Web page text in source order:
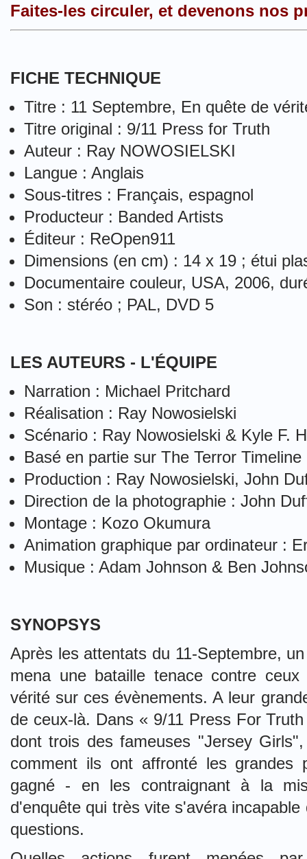
Faites-les circuler, et devenons nos
FICHE TECHNIQUE
Titre : 11 Septembre, En quête de
Titre original : 9/11 Press for Truth
Auteur : Ray NOWOSIELSKI
Langue : Anglais
Sous-titres : Français, espagnol
Producteur : Banded Artists
Éditeur : ReOpen911
Dimensions (en cm) : 14 x 19 ; étui
Documentaire couleur, USA, 2006,
Son : stéréo ; PAL, DVD 5
LES AUTEURS - L'ÉQUIPE
Narration : Michael Pritchard
Réalisation : Ray Nowosielski
Scénario : Ray Nowosielski & Kyle F.
Basé en partie sur The Terror
Production : Ray Nowosielski, John
Direction de la photographie : John
Montage : Kozo Okumura
Animation graphique par ordinateur :
Musique : Adam Johnson & Ben
SYNOPSYS
Après les attentats du 11-Septembre,
mena une bataille tenace contre
vérité sur ces évènements. A leur
de ceux-là. Dans « 9/11 Press For
dont trois des fameuses "Jersey
comment ils ont affronté les grandes
gagné - en les contraignant à la
d'enquête qui très vite s'avéra
questions.